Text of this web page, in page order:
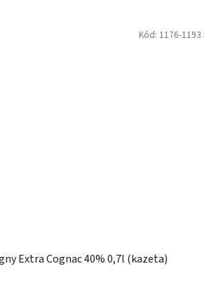
Extra Cognac 40% 0,7l (kazeta)
Kód: 1176-1193